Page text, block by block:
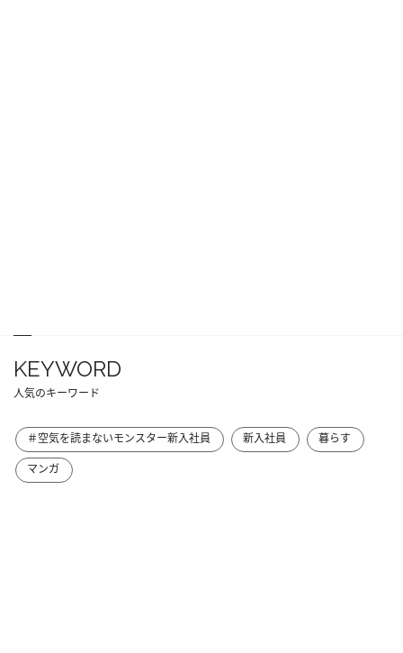
KEYWORD
人気のキーワード
＃空気を読まないモンスター新入社員 新入社員
暮らす
マンガ